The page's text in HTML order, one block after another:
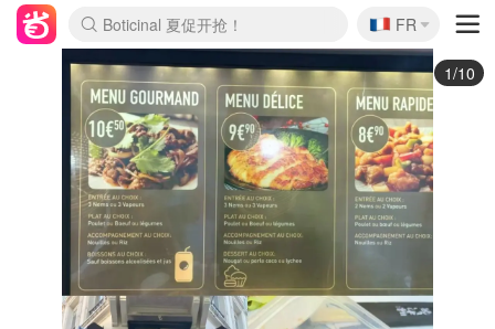
Boticinal 夏促开抢！
4折！lulu周四疯狂上新
还没结束！&OtherStories大促
Joybuy变相75折 随时失效
速领！Stanley独家85折
疑似霸哥！Camper额外叠85折
Zalando 奥莱闪促！每日更新
Moncler反季囤！5折起+叠9折
Coach Brooklyn仅€192
🇫🇷
FR
2/10